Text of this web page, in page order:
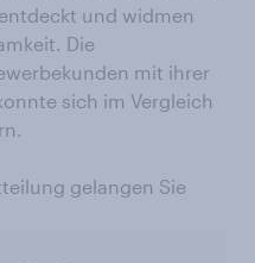
und widmen
Die
mit ihrer
sich im Vergleich
gelangen Sie